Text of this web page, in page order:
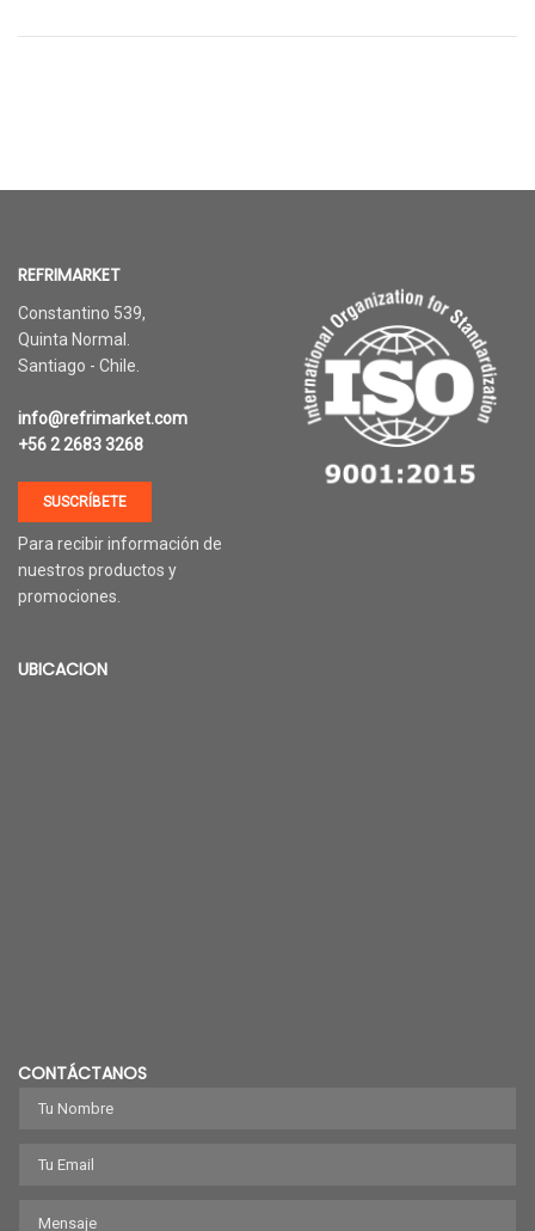
REFRIMARKET
Constantino 539,
Quinta Normal.
Santiago - Chile.
info@refrimarket.com
+56 2 2683 3268
SUSCRÍBETE
Para recibir información de
nuestros productos y
promociones.
UBICACION
CONTÁCTANOS